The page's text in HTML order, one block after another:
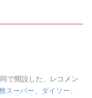
で開設した、レコメン
スーパー、 ダイソー、